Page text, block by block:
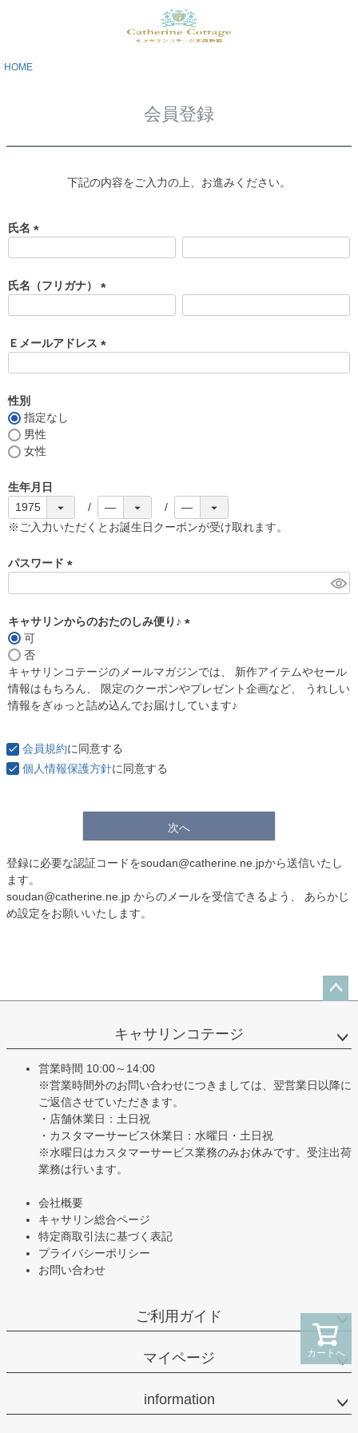
カートへ
HOME
会員登録
下記の内容をご入力の上、お進みください。
氏名
須
)
氏名（フリガナ）
須
)
Ｅメールアドレス
性別
指定なし
男性
女性
生年月日
※ご入力いただくとお誕生日クーポンが受け取れます。
パスワード
須
キャサリンからのおたのしみ便り♪
須
)
可
否
キャサリンコテージのメールマガジンでは、 新作アイテムやセール
情報はもちろん、 限定のクーポンやプレゼント企画など、 うれしい
情報をぎゅっと詰め込んでお届けしています♪
会員規約に同意する
個人情報保護方針に同意する
次へ
登録に必要な認証コードをsoudan@catherine.ne.jpから送信いたし
ます。
soudan@catherine.ne.jp からのメールを受信できるよう、 あらかじ
め設定をお願いいたします。
ップ
キャサリンコテージ
営業時間 10:00～14:00
※営業時間外のお問い合わせにつきましては、翌営業日以降に
ご返信させていただきます。
・店舗休業日：土日祝
・カスタマーサービス休業日：水曜日・土日祝
※水曜日はカスタマーサービス業務のみお休みです。受注出荷
業務は行います。
会社概要
キャサリン総合ページ
特定商取引法に基づく表記
プライバシーポリシー
お問い合わせ
ご利用ガイド
マイページ
information